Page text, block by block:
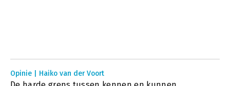
Opinie | Haiko van der Voort